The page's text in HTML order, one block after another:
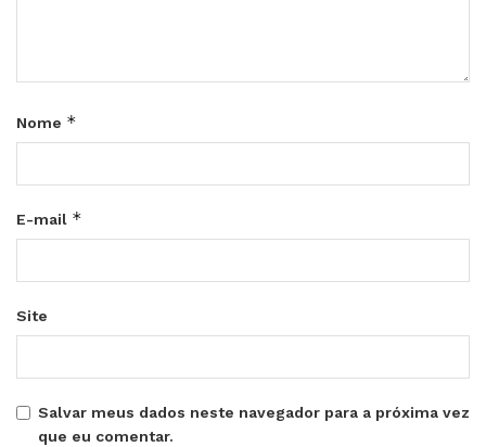
Nome *
E-mail *
Site
Salvar meus dados neste navegador para a próxima vez
que eu comentar.